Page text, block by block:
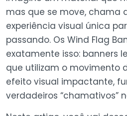
mas que se move, chama
experiência visual única
passando. Os Wind Flag
exatamente isso: banners
que utilizam o movimento
efeito visual impactante,
verdadeiros “chamativos”